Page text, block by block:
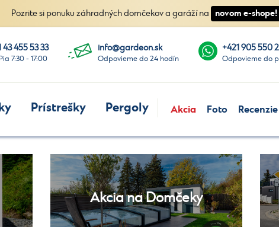
Pozrite si ponuku záhradných domčekov a garáží na novom e-shope!
43 455 53 33
7:30 - 17:00
info@gardeon.sk
Odpovieme do 24 hodín
+421 905 550
Odpovieme do
Prístrešky Pergoly Akcia Foto Recenzie
Akcia na Domčeky